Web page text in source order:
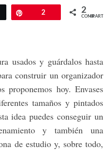
2 2
COMPARTIR
usados y guárdalos hasta
construir un organizador
proponemos hoy. Envases
tamaños y pintados
idea puedes conseguir un
y también una
de estudio y, sobre todo,